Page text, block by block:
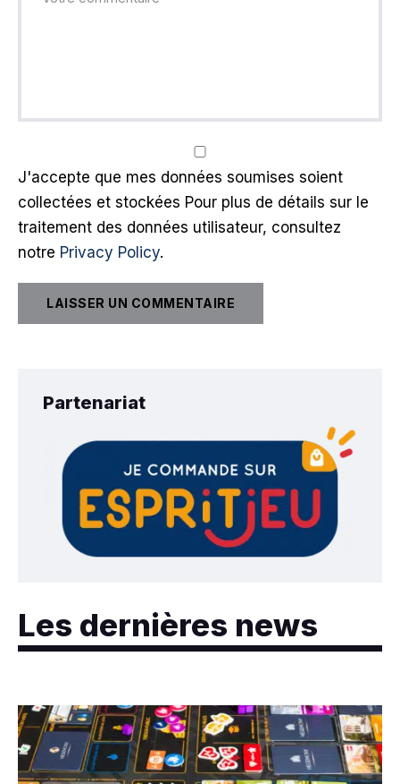
J'accepte que mes données soumises soient
collectées et stockées Pour plus de détails sur le
traitement des données utilisateur, consultez
notre Privacy Policy.
Partenariat
Les dernières news